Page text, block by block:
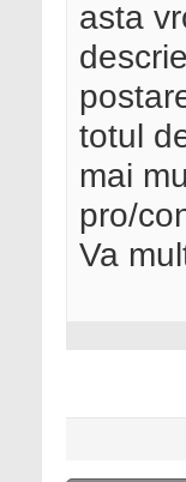
asta
totul
mai
pro/
Va